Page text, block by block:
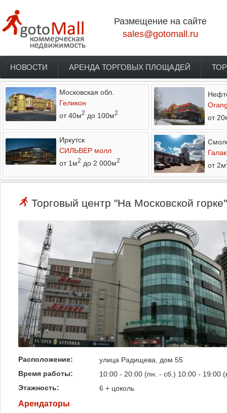
Размещение на сайте
sales@gotomall.ru
Главное меню
НОВОСТИ АРЕНДА ТОРГОВЫХ ПЛОЩАДЕЙ
Московская обл.
Геликон
от 40м2 до 100м2
от
Иркутск
СИЛЬВЕР молл
от 1м2 до 2 000м2
от 2м
Торговый центр "На Московской
Расположение:
улица Радищева, дом 55
Время работы:
10:00 - 20:00 (пн. - сб.) 10:00 - 19:00
Этажность:
6 + цоколь
Арендаторы